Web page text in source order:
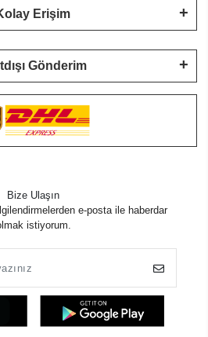
Erişim
Gönderim
Bize Ulaşın
e-posta ile haberdar
istiyorum.